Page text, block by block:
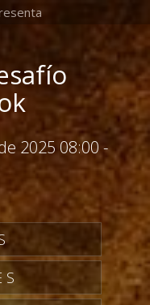
2025 08:00 -